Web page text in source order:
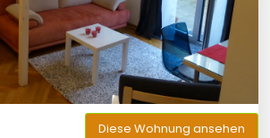
Diese Wohnung ansehen